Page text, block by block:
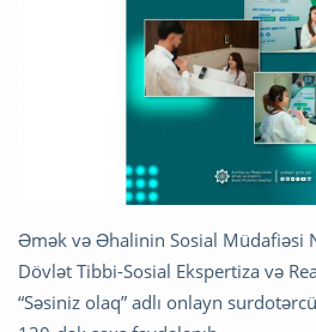
Əmək və Əhalinin Sosial Müdafiəsi
Dövlət Tibbi-Sosial Ekspertiza və
“Səsiniz olaq” adlı onlayn